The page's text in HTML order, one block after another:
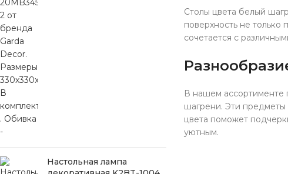
Настольная лампа
Столы цвета белый
поверхность не только
сочетается с
В нашем ассортименте
шагрени. Эти
цвета поможет
уютным.